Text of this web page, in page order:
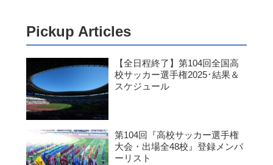
Pickup Articles
【全日程終了】第104回全国高
校サッカー選手権2025･結果＆
スケジュール
第104回『高校サッカー選手権
大会・出場全48校』登録メンバ
ーリスト